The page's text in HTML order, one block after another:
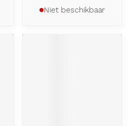
Niet beschikbaar